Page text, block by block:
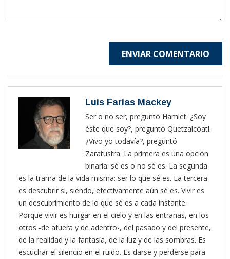
ENVIAR COMENTARIO
Luis Farias Mackey
Ser o no ser, preguntó Hamlet. ¿Soy
éste que soy?, preguntó Quetzalcóatl.
¿Vivo yo todavía?, preguntó
Zaratustra. La primera es una opción
binaria: sé es o no sé es. La segunda
es la trama de la vida misma: ser lo que sé es. La tercera
es descubrir si, siendo, efectivamente aún sé es. Vivir es
un descubrimiento de lo que sé es a cada instante.
Porque vivir es hurgar en el cielo y en las entrañas, en los
otros -de afuera y de adentro-, del pasado y del presente,
de la realidad y la fantasía, de la luz y de las sombras. Es
escuchar el silencio en el ruido. Es darse y perderse para